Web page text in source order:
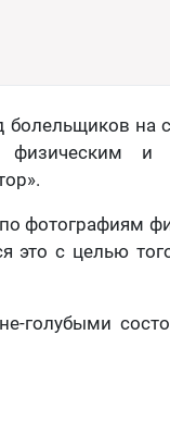
на
физическим
фотографиям
это с целью
голубыми